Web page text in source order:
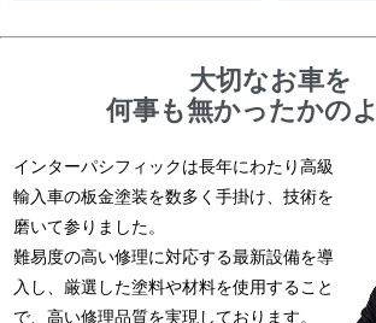
大切なお車を
何事も無かったかの
インターパシフィックは長年にわたり高級
輸入車の板金塗装を数多く手掛け、技術を
磨いて参りました。
難易度の高い修理に対応する最新設備を導
入し、厳選した塗料や材料を使用すること
で、高い修理品質を実現しております。